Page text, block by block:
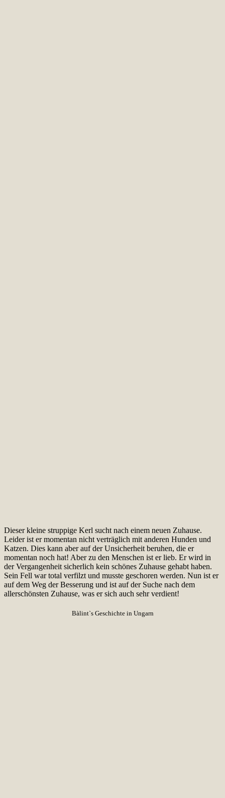
Dieser kleine struppige Kerl sucht nach einem neuen Zuhause.
Leider ist er momentan nicht verträglich mit anderen Hunden und
Katzen. Dies kann aber auf der Unsicherheit beruhen, die er
momentan noch hat! Aber zu den Menschen ist er lieb. Er wird in
der Vergangenheit sicherlich kein schönes Zuhause gehabt haben.
Sein Fell war total verfilzt und musste geschoren werden. Nun ist er
auf dem Weg der Besserung und ist auf der Suche nach dem
allerschönsten Zuhause, was er sich auch sehr verdient!
Bàlint`s Geschichte in Ungarn